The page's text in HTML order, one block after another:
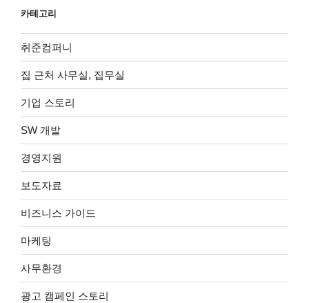
카테고리
취준컴퍼니
집 근처 사무실, 집무실
기업 스토리
SW 개발
경영지원
보도자료
비즈니스 가이드
마케팅
사무환경
광고 캠페인 스토리